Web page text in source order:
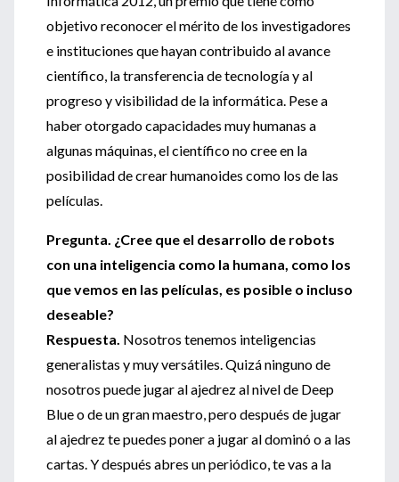
objetivo reconocer el mérito de los investigadores
e instituciones que hayan contribuido al avance
científico, la transferencia de tecnología y al
progreso y visibilidad de la informática. Pese a
haber otorgado capacidades muy humanas a
algunas máquinas, el científico no cree en la
posibilidad de crear humanoides como los de las
películas.
Pregunta. ¿Cree que el desarrollo de robots
con una inteligencia como la humana, como los
que vemos en las películas, es posible o incluso
deseable?
Respuesta. Nosotros tenemos inteligencias
generalistas y muy versátiles. Quizá ninguno de
nosotros puede jugar al ajedrez al nivel de Deep
Blue o de un gran maestro, pero después de jugar
al ajedrez te puedes poner a jugar al dominó o a las
cartas. Y después abres un periódico, te vas a la